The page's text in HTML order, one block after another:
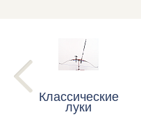
Классические
луки